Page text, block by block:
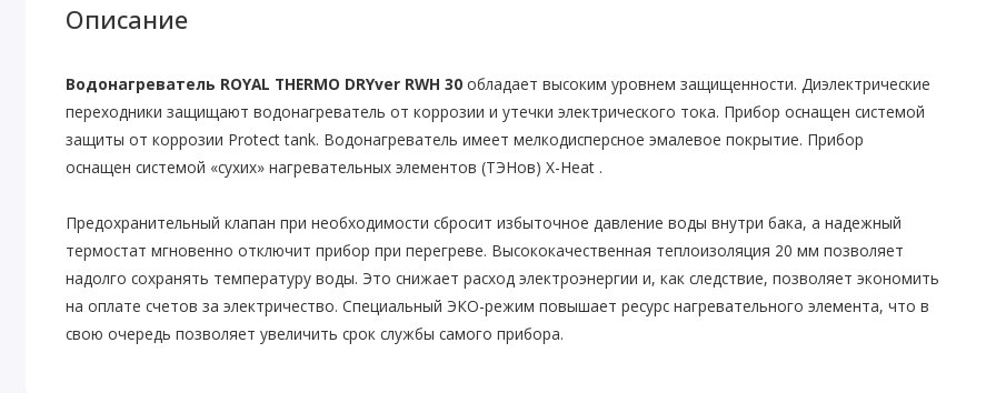
Описание
Водонагреватель ROYAL THERMO DRYver RWH 30обладает высоким уровнем защищенности. Диэлектрические
переходники защищают водонагреватель от коррозии и утечки электрического тока. Прибор оснащен системой
защиты от коррозии Protect tank. Водонагреватель имеет мелкодисперсное эмалевое покрытие. Прибор
оснащен системой «сухих» нагревательных элементов (ТЭНов) X-Heat .
Предохранительный клапан при необходимости сбросит избыточное давление воды внутри бака, а надежный
термостат мгновенно отключит прибор при перегреве. Высококачественная теплоизоляция 20 мм позволяет
надолго сохранять температуру воды. Это снижает расход электроэнергии и, как следствие, позволяет экономить
на оплате счетов за электричество. Специальный ЭКО-режим повышает ресурс нагревательного элемента, что в
свою очередь позволяет увеличить срок службы самого прибора.